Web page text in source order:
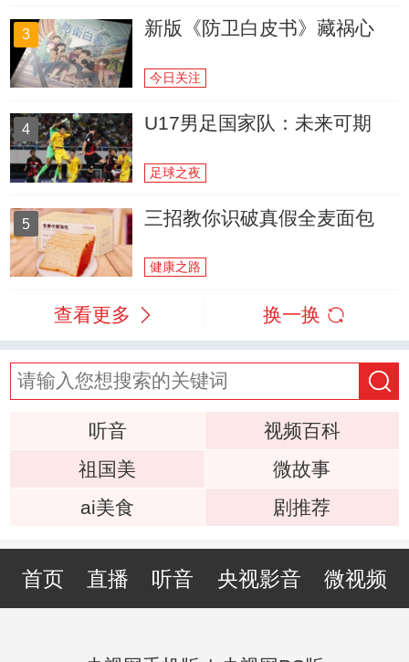
3 新版《防卫白皮书》藏祸心
今日关注
4 U17男足国家队：未来可期
足球之夜
5 三招教你识破真假全麦面包
健康之路
查看更多 换一换
听音
视频百科
祖国美
微故事
ai美食
剧推荐
首页 直播 听音 央视影音 微视频